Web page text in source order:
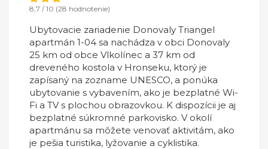
8,7 / 10 (28 hodnotenie)
Ubytovacie zariadenie Donovaly Triangel
apartmán 1-04 sa nachádza v obci Donovaly
25 km od obce Vlkolínec a 37 km od
dreveného kostola v Hronseku, ktorý je
zapísaný na zozname UNESCO, a ponúka
ubytovanie s vybavením, ako je bezplatné Wi-
Fi a TV s plochou obrazovkou. K dispozícii je aj
bezplatné súkromné parkovisko. V okolí
apartmánu sa môžete venovať aktivitám, ako
je pešia turistika, lyžovanie a cyklistika.